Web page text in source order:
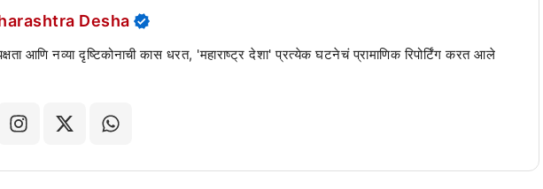
Desha
आणि नव्या दृष्टिकोनाची कास धरत, 'महाराष्ट्र देशा' प्रत्येक घटनेचं प्रामाणिक रिपोर्टिंग करत आले